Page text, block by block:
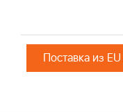
Поставка из